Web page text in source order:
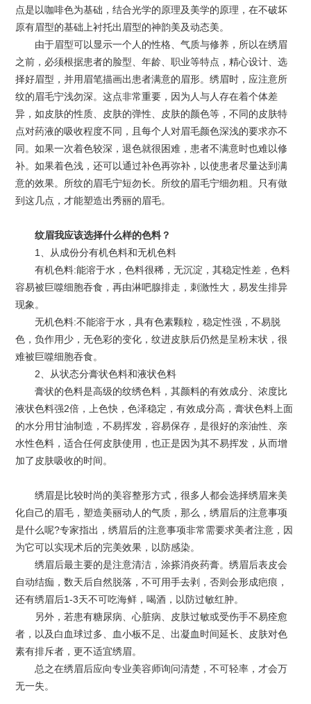
点是以咖啡色为基础，结合光学的原理及美学的原理，在不破坏
原有眉型的基础上衬托出眉型的神韵美及动态美。
由于眉型可以显示一个人的性格、气质与修养，所以在绣眉
之前，必须根据患者的脸型、年龄、职业等特点，精心设计、选
择好眉型，并用眉笔描画出患者满意的眉形。绣眉时，应注意所
纹的眉毛宁浅勿深。这点非常重要，因为人与人存在着个体差
异，如皮肤的性质、皮肤的弹性、皮肤的颜色等，不同的皮肤特
点对药液的吸收程度不同，且每个人对眉毛颜色深浅的要求亦不
同。如果一次着色较深，退色就很困难，患者不满意时也难以修
补。如果着色浅，还可以通过补色再弥补，以使患者尽量达到满
意的效果。所纹的眉毛宁短勿长。所纹的眉毛宁细勿粗。只有做
到这几点，才能塑造出秀丽的眉毛。
纹眉我应该选择什么样的色料？
1、从成份分有机色料和无机色料
有机色料:能溶于水，色料很稀，无沉淀，其稳定性差，色料
容易被巨噬细胞吞食，再由淋吧腺排走，刺激性大，易发生排异
现象。
无机色料:不能溶于水，具有色素颗粒，稳定性强，不易脱
色，负作用少，无色彩的变化，纹进皮肤后仍然是呈粉末状，很
难被巨噬细胞吞食。
2、从状态分膏状色料和液状色料
膏状的色料是高级的纹绣色料，其颜料的有效成分、浓度比
液状色料强2倍，上色快，色泽稳定，有效成分高，膏状色料上面
的水分用甘油制造，不易挥发，容易保存，是很好的亲油性、亲
水性色料，适合任何皮肤使用，也正是因为其不易挥发，从而增
加了皮肤吸收的时间。
绣眉是比较时尚的美容整形方式，很多人都会选择绣眉来美
化自己的眉毛，塑造美丽动人的气质，那么，绣眉后的注意事项
是什么呢?专家指出，绣眉后的注意事项非常需要求美者注意，因
为它可以实现术后的完美效果，以防感染。
绣眉后最主要的是注意清洁，涂搽消炎药膏。绣眉后表皮会
自动结痂，数天后自然脱落，不可用手去剥，否则会形成疤痕，
还有绣眉后1-3天不可吃海鲜，喝酒，以防过敏红肿。
另外，若患有糖尿病、心脏病、皮肤过敏或受伤手不易痊愈
者，以及白血球过多、血小板不足、出凝血时间延长、皮肤对色
素有排斥者，更不适宜绣眉。
总之在绣眉后应向专业美容师询问清楚，不可轻率，才会万
无一失。